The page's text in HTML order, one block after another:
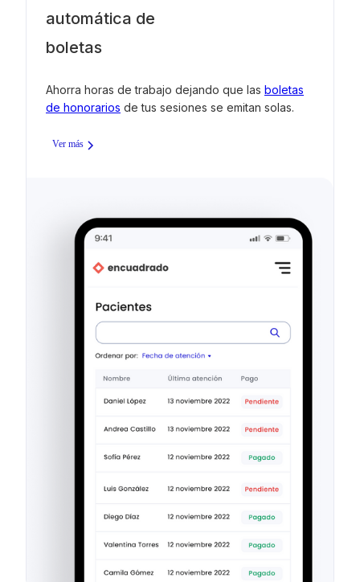
automática de
boletas
Ahorra horas de trabajo dejando que las boletas
de honorarios de tus sesiones se emitan solas.
Ver más